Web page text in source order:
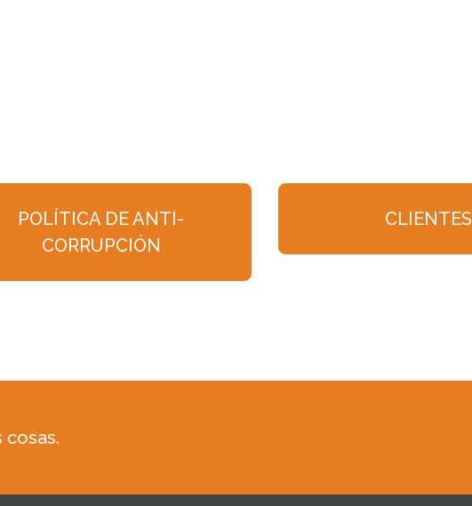
POLÍTICA DE ANTI-
CORRUPCIÓN
CLIENTES
cosas.